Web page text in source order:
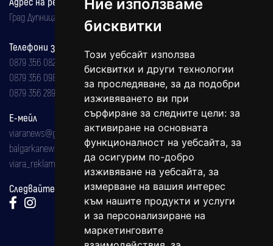
Ние използваме
бисквитки
Този уебсайт използва
бисквитки и други технологии
за проследяване, за да подобри
изживяването ви при
сърфиране за следните цели: за
активиране на основната
функционалност на уебсайта, за
да осигурим по-добро
изживяване на уебсайта, за
измерване на вашия интерес
към нашите продукти и услуги
и за персонализиране на
маркетинговите
Град Дупница, ул.''Христо Ботев" 43
Телефони за реклама и абонаменти
0879 356 082
0879 356 098
0879 356 289
Е-мейл
viaranews@gmail.com
balgarkanews@gmail.com
viara_reklama@mail.bg
Следвайте ни: